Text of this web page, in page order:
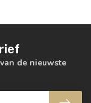
de nieuwste